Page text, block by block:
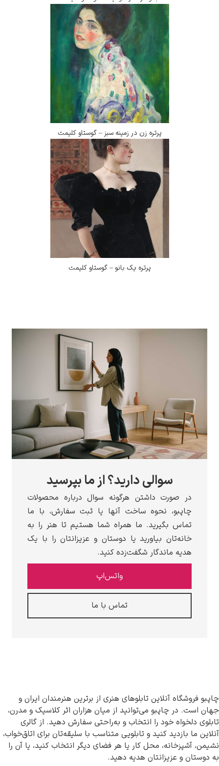
پرتره زن در زمینه سبز – گوستاو کلیمت
پرتره یک بانو – گوستاو کلیمت
سوالی دارید؟ از ما بپرسید
داشتن هرگونه سوال درباره محصولات
نحوه ساخت آنها یا ثبت سفارش، با ما
بگیرید. ما همراه شما هستیم تا هنر را به
بیاورید یا دوستان و عزیزانتان را با یک
ماندگار شگفت‌زده کنید.
آنلاین تابلوهای هنری از برترین هنرمندان ایران و
چاپبو می‌توانید از میان هزاران اثر کلاسیک و مدرن،
خود را انتخاب و به‌راحتی سفارش دهید. از گالری
کنید و تابلویی متناسب با سلیقه‌تان برای اتاق‌خواب،
محل کار یا هر فضای دیگر انتخاب کنید، یا آن را
هدیه دهید.